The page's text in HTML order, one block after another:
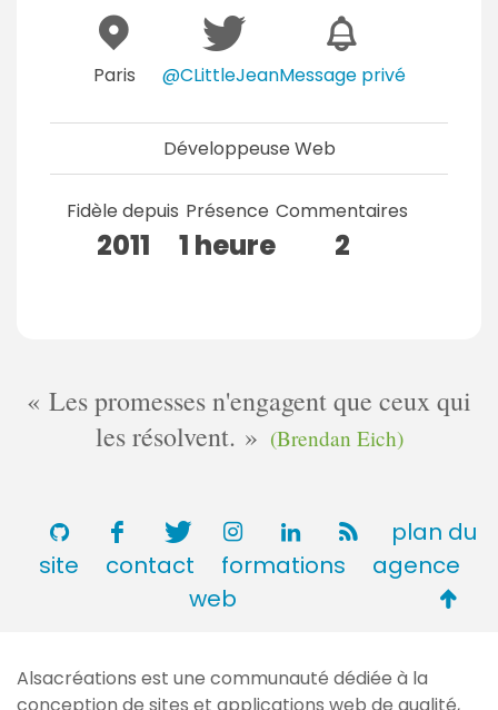
Paris @CLittleJeanMessage privé
Développeuse Web
Fidèle depuis
2011
Présence
1 heure
Commentaires
2
Les promesses n'engagent que ceux qui
les résolvent.
(Brendan Eich)
plan du
site
contact formations
agence
web
de
Alsacréations est une communauté dédiée à la